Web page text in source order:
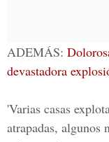
ADEMÁS:
devastadora
'Varias casas
atrapadas, algunos